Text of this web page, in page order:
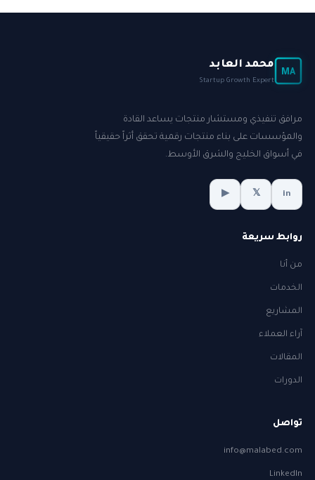
MA
محمد العابد
Startup Growth Expert
مرافق تنفيذي ومستشار منتجات يساعد القادة
والمؤسسات على بناء منتجات رقمية تحقق أثراً حقيقياً
في أسواق الخليج والشرق الأوسط.
in
𝕏
▶
روابط سريعة
من أنا
الخدمات
المشاريع
آراء العملاء
المقالات
الدورات
تواصل
info@malabed.com
LinkedIn